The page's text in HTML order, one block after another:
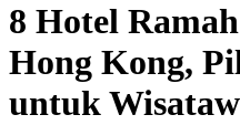
8 Hotel
Hong Kong,
untuk